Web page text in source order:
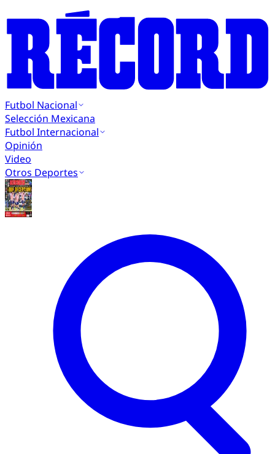
Futbol Nacional
Selección Mexicana
Futbol Internacional
Opinión
Video
Otros Deportes